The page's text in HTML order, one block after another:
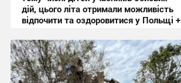
дій, цього літа отримали можливість
відпочити та оздоровитися у Польщі +
12:48 вчора